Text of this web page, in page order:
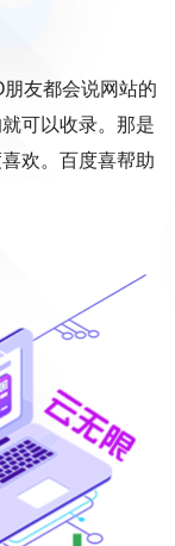
友都会说网站的
可以收录。那是
欢。百度喜帮助